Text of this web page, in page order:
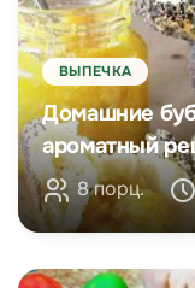
ВЫПЕЧКА
Домашние
ароматный
8 порц.